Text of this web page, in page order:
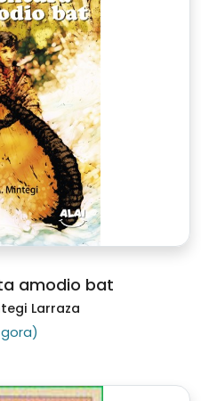
amodio bat
Larraza
gora)